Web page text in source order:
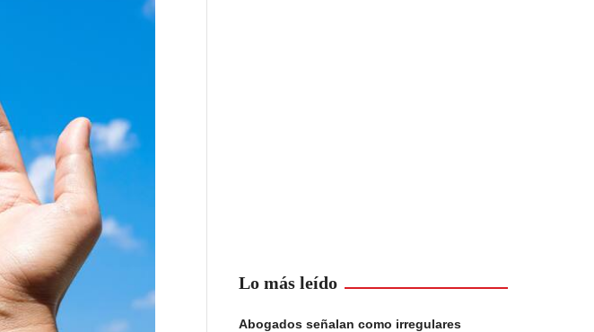
Lo más leído
Abogados señalan como irregulares